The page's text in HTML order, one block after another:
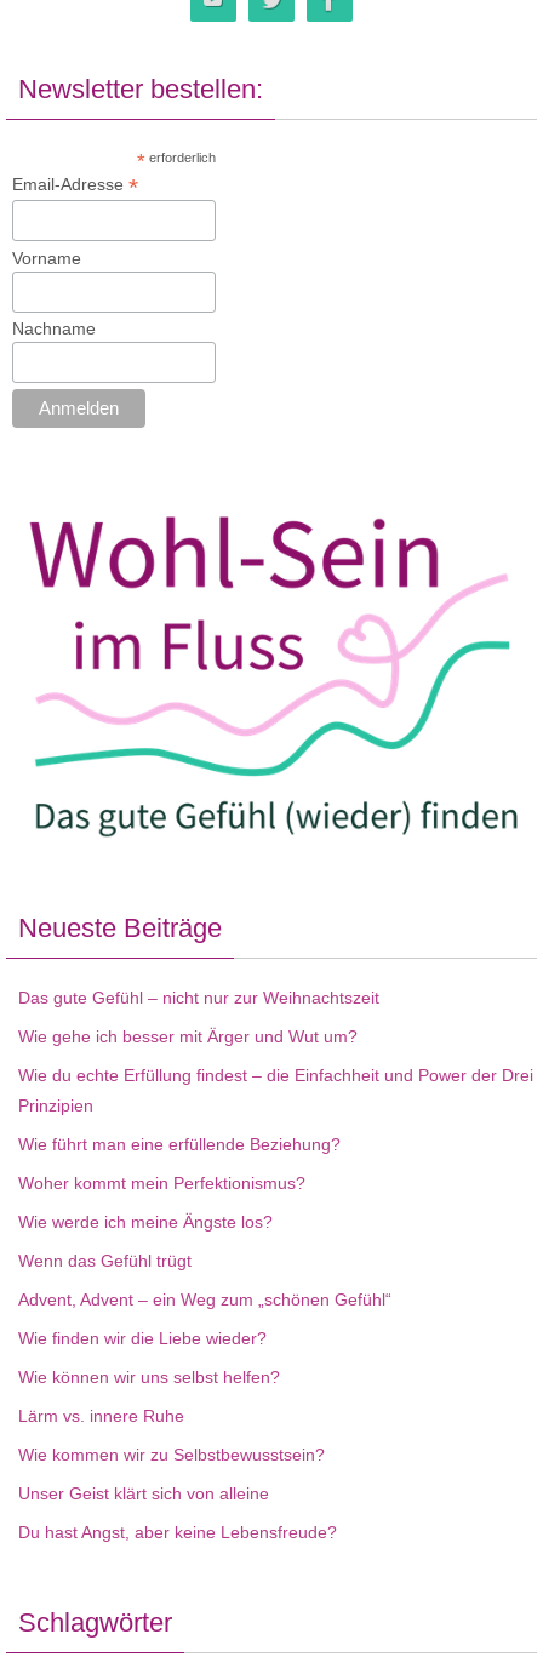
Newsletter bestellen:
* erforderlich
Email-Adresse*
Vorname
Nachname
Neueste Beiträge
Das gute Gefühl – nicht nur zur Weihnachtszeit
Wie gehe ich besser mit Ärger und Wut um?
Wie du echte Erfüllung findest – die Einfachheit und Power der Drei
Prinzipien
Wie führt man eine erfüllende Beziehung?
Woher kommt mein Perfektionismus?
Wie werde ich meine Ängste los?
Wenn das Gefühl trügt
Advent, Advent – ein Weg zum „schönen Gefühl“
Wie finden wir die Liebe wieder?
Wie können wir uns selbst helfen?
Lärm vs. innere Ruhe
Wie kommen wir zu Selbstbewusstsein?
Unser Geist klärt sich von alleine
Du hast Angst, aber keine Lebensfreude?
Schlagwörter